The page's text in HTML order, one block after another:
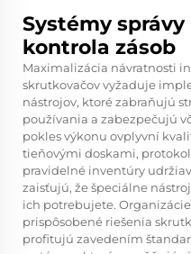
Systémy
kontrola zásob
Maximalizácia návratnosti
skrutkovačov vyžaduje
nástrojov, ktoré zabraňujú
používania a zabezpečujú
pokles výkonu ovplyvní
tieňovými doskami,
pravidelné inventúry
zaisťujú, že špeciálne
ich potrebujete.
prispôsobené riešenia
profitujú zavedením